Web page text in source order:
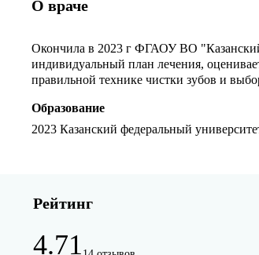
О враче
Окончила в 2023 г ФГАОУ ВО "Казанский
индивидуальный план лечения,
правильной технике чистки зубов и
Образование
2023 Казанский федеральный
Рейтинг
4.71